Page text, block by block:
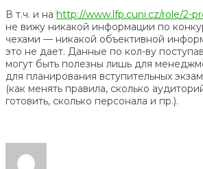
В т.ч. и на http://www.lfp.cuni.cz/role/2-
не вижу никакой информации по
чехами — никакой объективной
это не дает. Данные по кол-ву
могут быть полезны лишь для
для планирования вступительных
(как менять правила, сколько
готовить, сколько персонала и пр.).